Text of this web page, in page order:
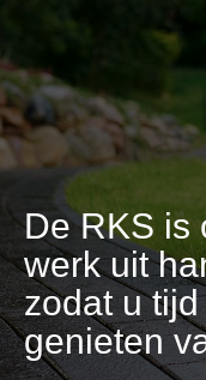
De RKS is
werk uit
zodat u
genieten